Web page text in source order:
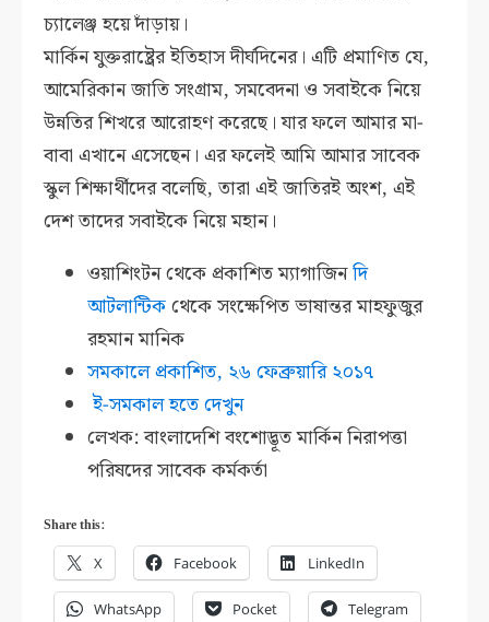
চ্যালেঞ্জ হয়ে দাঁড়ায়।
মার্কিন যুক্তরাষ্ট্রের ইতিহাস দীর্ঘদিনের। এটি প্রমাণিত যে,
আমেরিকান জাতি সংগ্রাম, সমবেদনা ও সবাইকে নিয়ে
উন্নতির শিখরে আরোহণ করেছে। যার ফলে আমার মা-
বাবা এখানে এসেছেন। এর ফলেই আমি আমার সাবেক
স্কুল শিক্ষার্থীদের বলেছি, তারা এই জাতিরই অংশ, এই
দেশ তাদের সবাইকে নিয়ে মহান।
ওয়াশিংটন থেকে প্রকাশিত ম্যাগাজিনদি
আটলান্টিকথেকে সংক্ষেপিত ভাষান্তর মাহফুজুর
রহমান মানিক
সমকালে প্রকাশিত, ২৬ ফেব্রুয়ারি ২০১৭
ই-সমকাল হতে দেখুন
লেখক: বাংলাদেশি বংশোদ্ভূত মার্কিন নিরাপত্তা
পরিষদের সাবেক কর্মকর্তা
Share this:
X Facebook LinkedIn
WhatsApp Pocket Telegram